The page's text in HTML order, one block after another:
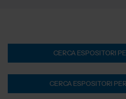
CERCA ESPOSITORI
CERCA ESPOSITORI